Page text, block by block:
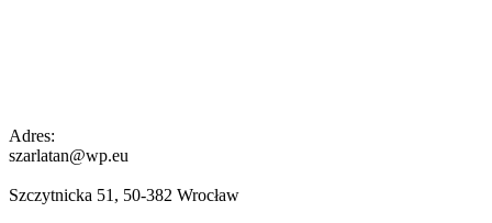
Adres:
szarlatan@wp.eu
Szczytnicka 51, 50-382 Wrocław